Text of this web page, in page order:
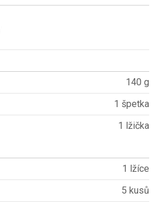
140 g
1 špetka
1 lžička
1 lžíce
5 kusů